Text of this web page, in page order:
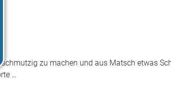
zu machen und aus Matsch etwas
…